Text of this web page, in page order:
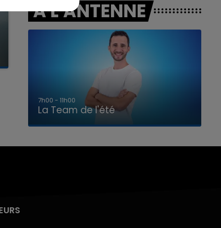
A L'ANTENNE
7h00 - 11h00
La Team de l'été